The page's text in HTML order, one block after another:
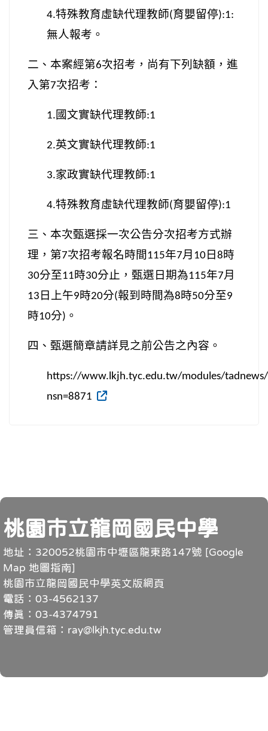
4.特殊教育虛缺代理教師(育嬰留停):1:
無人報考。
二、本案經第6次招考，尚有下列缺額，進
入第7次招考：
1.國文實缺代理教師:1
2.英文實缺代理教師:1
3.家政實缺代理教師:1
4.特殊教育虛缺代理教師(育嬰留停):1
三、本次甄選採一次公告分次招考方式辦
理，第7次招考報名時間 115年7月 10日8時
30分至11時30分止，甄選日期為115年7月
13 日上午9時20分(報到時間為8時50分至9
時10分) 。
四、甄選簡章請詳見之前公告之內容。
https://www.lkjh.tyc.edu.tw/modules/
nsn=8871
頁尾
桃園市立龍岡國民中學
地址：320052桃園市中壢區龍東路147號 [Google
Map 地圖指南]
桃園市立龍岡國民中學英文版網頁
電話：03-4562137
傳真：03-4374791
管理員信箱：ray@lkjh.tyc.edu.tw